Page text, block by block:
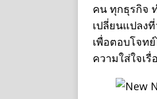
คน ทุกธุรกิจ
เปลี่ยนแปลง
เพื่อตอบโจท
ความใส่ใจเ